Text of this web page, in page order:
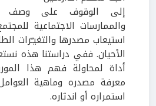
إلى الوقوف على وصف
والممارسات الاجتماعية
استيعاب مصدرها والتغيـّرات
الأحيان. ففي دراستنا هذه
أداة لمحاولة فهم هذا
معرفة مصدره وماهية
استمراره أو اندثاره.